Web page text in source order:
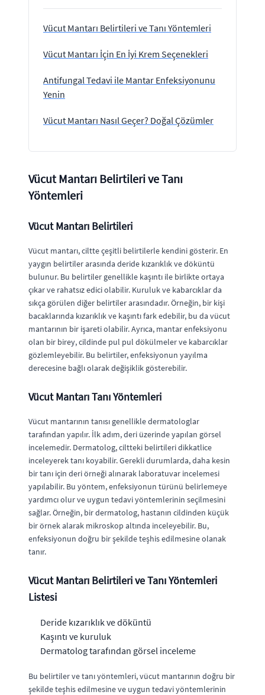
Vücut Mantarı Belirtileri ve Tanı Yöntemleri
Vücut Mantarı İçin En İyi Krem Seçenekleri
Antifungal Tedavi ile Mantar Enfeksiyonunu
Yenin
Vücut Mantarı Nasıl Geçer? Doğal Çözümler
Vücut Mantarı Belirtileri ve Tanı
Yöntemleri
Vücut Mantarı Belirtileri
Vücut mantarı, ciltte çeşitli belirtilerle kendini gösterir. En
yaygın belirtiler arasında deride kızarıklık ve döküntü
bulunur. Bu belirtiler genellikle kaşıntı ile birlikte ortaya
çıkar ve rahatsız edici olabilir. Kuruluk ve kabarcıklar da
sıkça görülen diğer belirtiler arasındadır. Örneğin, bir kişi
bacaklarında kızarıklık ve kaşıntı fark edebilir, bu da vücut
mantarının bir işareti olabilir. Ayrıca, mantar enfeksiyonu
olan bir birey, cildinde pul pul dökülmeler ve kabarcıklar
gözlemleyebilir. Bu belirtiler, enfeksiyonun yayılma
derecesine bağlı olarak değişiklik gösterebilir.
Vücut Mantarı Tanı Yöntemleri
Vücut mantarının tanısı genellikle dermatologlar
tarafından yapılır. İlk adım, deri üzerinde yapılan görsel
incelemedir. Dermatolog, ciltteki belirtileri dikkatlice
inceleyerek tanı koyabilir. Gerekli durumlarda, daha kesin
bir tanı için deri örneği alınarak laboratuvar incelemesi
yapılabilir. Bu yöntem, enfeksiyonun türünü belirlemeye
yardımcı olur ve uygun tedavi yöntemlerinin seçilmesini
sağlar. Örneğin, bir dermatolog, hastanın cildinden küçük
bir örnek alarak mikroskop altında inceleyebilir. Bu,
enfeksiyonun doğru bir şekilde teşhis edilmesine olanak
tanır.
Vücut Mantarı Belirtileri ve Tanı Yöntemleri
Listesi
Deride kızarıklık ve döküntü
Kaşıntı ve kuruluk
Dermatolog tarafından görsel inceleme
Bu belirtiler ve tanı yöntemleri, vücut mantarının doğru bir
şekilde teşhis edilmesine ve uygun tedavi yöntemlerinin